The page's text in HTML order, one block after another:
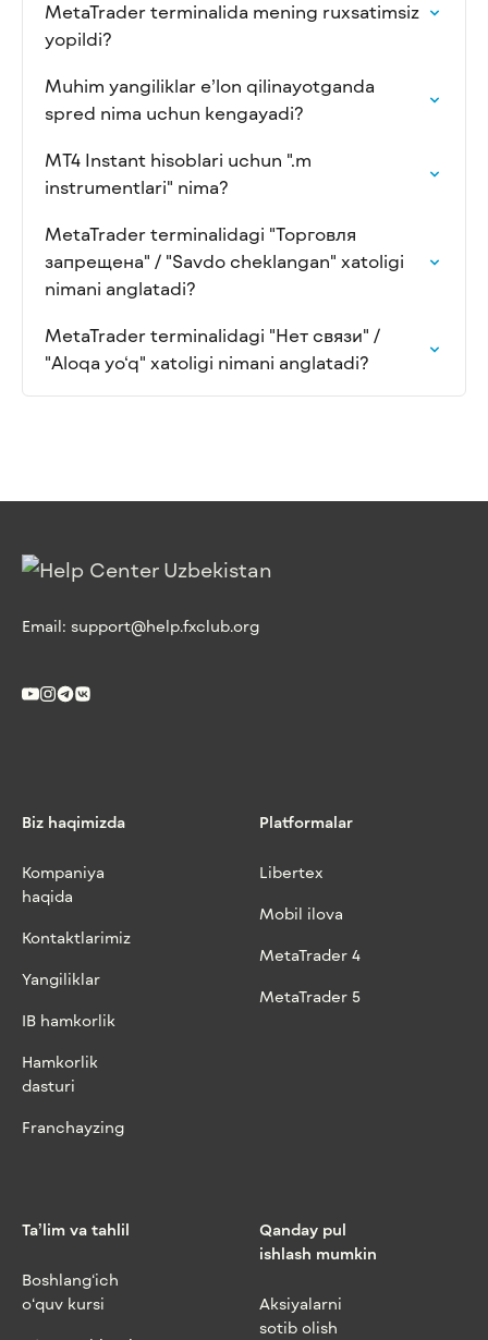
MetaTrader terminalida mening ruxsatimsiz
yopildi?
Muhim yangiliklar e’lon qilinayotganda
spred nima uchun kengayadi?
MT4 Instant hisoblari uchun ".m
instrumentlari" nima?
MetaTrader terminalidagi "Торговля
запрещена" / "Savdo cheklangan" xatoligi
nimani anglatadi?
MetaTrader terminalidagi "Нет связи" /
"Aloqa yo‘q" xatoligi nimani anglatadi?
Email: support@help.fxclub.org
Biz haqimizda
Kompaniya
haqida
Kontaktlarimiz
Yangiliklar
IB hamkorlik
Hamkorlik
dasturi
Franchayzing
Platformalar
Libertex
Mobil ilova
MetaTrader 4
MetaTrader 5
Ta’lim va tahlil
Boshlang‘ich
o‘quv kursi
Qanday pul
ishlash mumkin
Aksiyalarni
sotib olish